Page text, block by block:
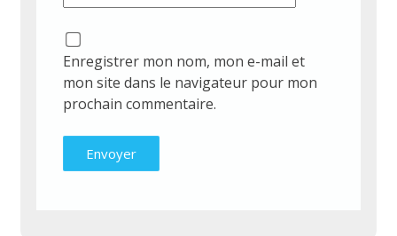
Enregistrer mon nom, mon e-mail et
mon site dans le navigateur pour mon
prochain commentaire.